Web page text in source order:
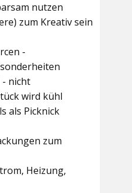
nutzen
zum Kreativ sein
-
- nicht
wird kühl
als Picknick
zum
Heizung,